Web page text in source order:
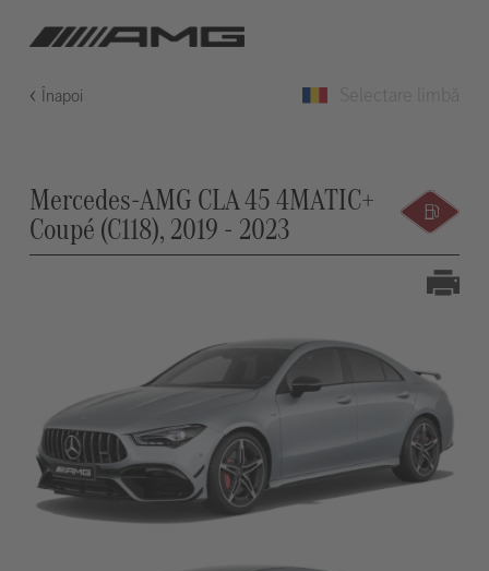
Înapoi
Mercedes-AMG CLA 45 4MATIC+
Coupé (C118), 2019 - 2023